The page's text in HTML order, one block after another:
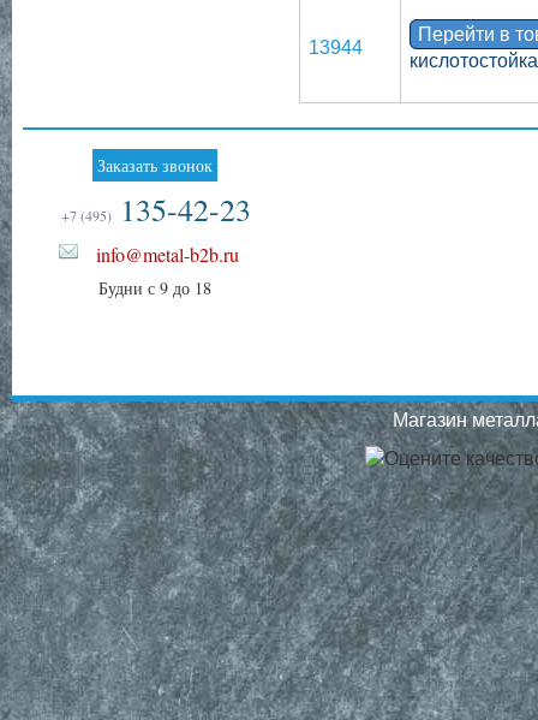
13944
Перейти в
Заказать звонок
+7 (495) 135-42-23
info@metal-b2b.ru
Будни с 9 до 18
Магазин